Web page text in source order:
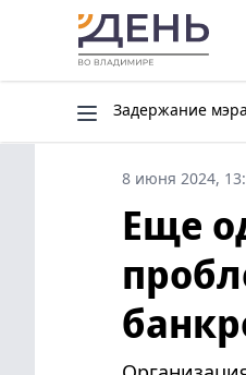
Задержание
8 июня 2024,
Еще